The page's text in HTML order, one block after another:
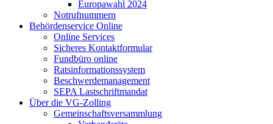
Europawahl 2024
Notrufnummern
Behördenservice Online
Online Services
Sicheres Kontaktformular
Fundbüro online
Ratsinformationssystem
Beschwerdemanagement
SEPA Lastschriftmandat
Über die VG-Zolling
Gemeinschaftsversammlung